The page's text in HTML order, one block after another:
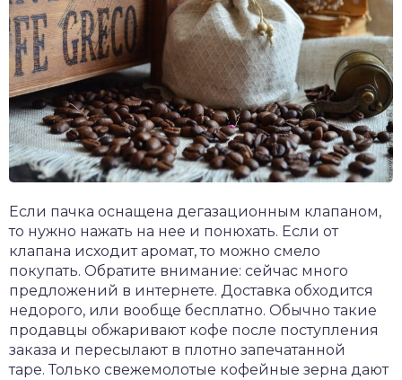
Если пачка оснащена дегазационным клапаном,
то нужно нажать на нее и понюхать. Если от
клапана исходит аромат, то можно смело
покупать. Обратите внимание: сейчас много
предложений в интернете. Доставка обходится
недорого, или вообще бесплатно. Обычно такие
продавцы обжаривают кофе после поступления
заказа и пересылают в плотно запечатанной
таре. Только свежемолотые кофейные зерна дают